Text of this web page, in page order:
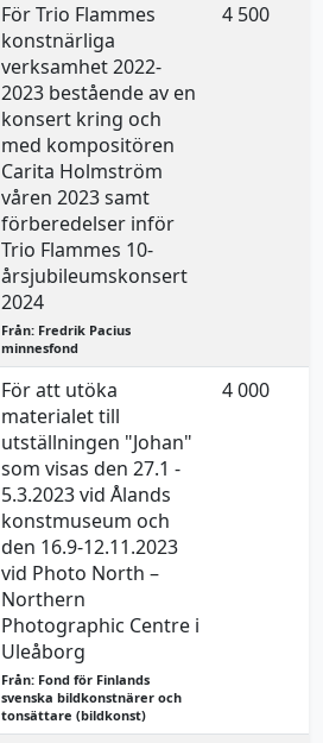
För Trio Flammes
konstnärliga
verksamhet 2022-
2023 bestående av en
konsert kring och
med kompositören
Carita Holmström
våren 2023 samt
förberedelser inför
Trio Flammes 10-
årsjubileumskonsert
2024
Från: Fredrik Pacius
minnesfond
4 500
För att utöka
materialet till
utställningen "Johan"
som visas den 27.1 -
5.3.2023 vid Ålands
konstmuseum och
den 16.9-12.11.2023
vid Photo North –
Northern
Photographic Centre i
Uleåborg
Från: Fond för Finlands
svenska bildkonstnärer och
tonsättare (bildkonst)
4 000